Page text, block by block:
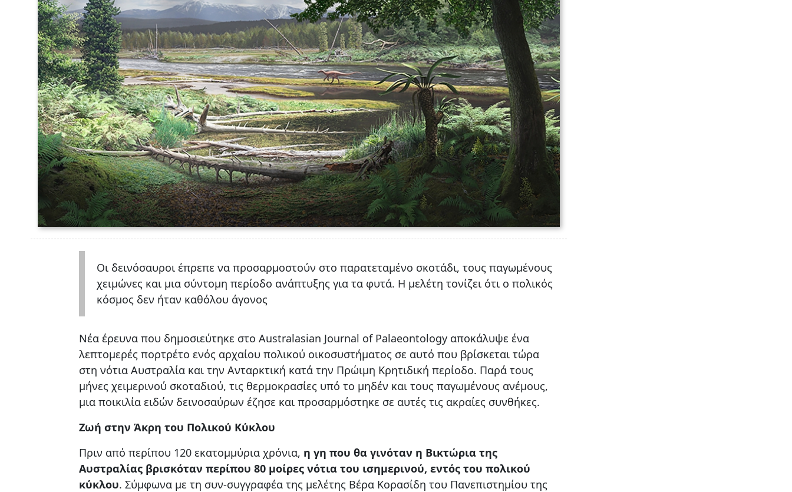
Οι δεινόσαυροι έπρεπε να προσαρμοστούν στο παρατεταμένο σκοτάδι, τους παγωμένους
χειμώνες και μια σύντομη περίοδο ανάπτυξης για τα φυτά. Η μελέτη τονίζει ότι ο πολικός
κόσμος δεν ήταν καθόλου άγονος
Νέα έρευνα που δημοσιεύτηκε στο Australasian Journal of Palaeontology αποκάλυψε ένα
λεπτομερές πορτρέτο ενός αρχαίου πολικού οικοσυστήματος σε αυτό που βρίσκεται τώρα
στη νότια Αυστραλία και την Ανταρκτική κατά την Πρώιμη Κρητιδική περίοδο. Παρά τους
μήνες χειμερινού σκοταδιού, τις θερμοκρασίες υπό το μηδέν και τους παγωμένους ανέμους,
μια ποικιλία ειδών δεινοσαύρων έζησε και προσαρμόστηκε σε αυτές τις ακραίες συνθήκες.
Ζωή στην Άκρη του Πολικού Κύκλου
Πριν από περίπου 120 εκατομμύρια χρόνια, η γη που θα γινόταν η Βικτώρια της
Αυστραλίας βρισκόταν περίπου 80 μοίρες νότια του ισημερινού, εντός του πολικού
κύκλου. Σύμφωνα με τη συν-συγγραφέα της μελέτης Βέρα Κορασίδη του Πανεπιστημίου της